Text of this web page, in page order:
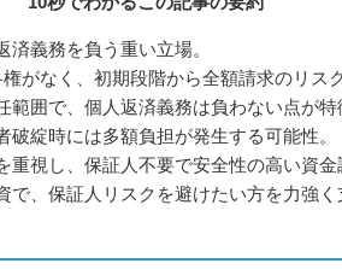
義務を負う重い立場。
がなく、初期段階から全額請求のリスク
囲で、個人返済義務は負わない点が特
綻時には多額負担が発生する可能性。
視し、保証人不要で安全性の高い資金
、保証人リスクを避けたい方を力強く